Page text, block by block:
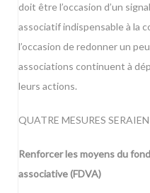
doit être l’occasion d’un
associatif indispensable à la
l’occasion de redonner un
associations continuent à
leurs actions.
QUATRE MESURES
Renforcer les moyens du
associative (FDVA)